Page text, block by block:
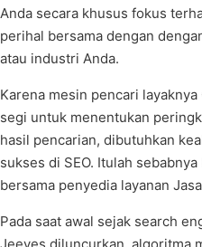
Anda secara khusus fokus
perihal bersama dengan
atau industri Anda.
Karena mesin pencari
segi untuk menentukan
hasil pencarian, dibutuhkan
sukses di SEO. Itulah
bersama penyedia layanan Jasa
Pada saat awal sejak search